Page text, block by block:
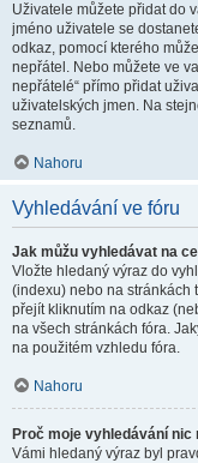
Uživatele můžete přidat do
jméno uživatele se
odkaz, pomocí kterého
nepřátel. Nebo můžete ve
nepřátelé“ přímo přidat
uživatelských jmen. Na
seznamů.
Nahoru
Vyhledávání ve fóru
Jak můžu vyhledávat na
Vložte hledaný výraz do
(indexu) nebo na stránkách
přejít kliknutím na odkaz
na všech stránkách fóra.
na použitém vzhledu fóra.
Nahoru
Proč moje vyhledávání nic
Vámi hledaný výraz byl